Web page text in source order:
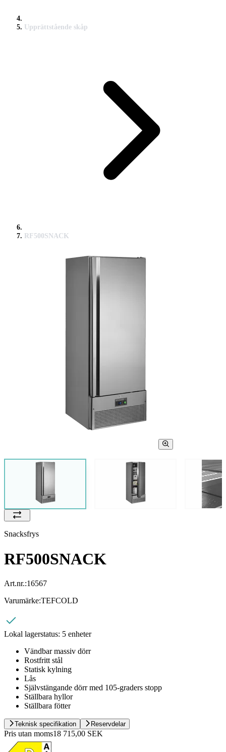
Upprättstående skåp
RF500SNACK
Snacksfrys
RF500SNACK
Art.nr.:16567
Varumärke:TEFCOLD
Lokal lagerstatus: 5 enheter
Vändbar massiv dörr
Rostfritt stål
Statisk kylning
Lås
Självstängande dörr med 105-graders stopp
Ställbara hyllor
Ställbara fötter
Teknisk specifikation Reservdelar
Pris utan moms18 715,00 SEK